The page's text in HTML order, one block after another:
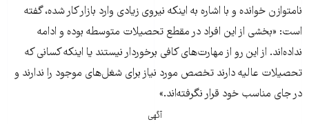
نامتوازن خوانده و با اشاره به اینکه نیروی زیادی وارد بازار کار شده‌، گفته
است: «بخشی از این افراد در مقطع تحصیلات متوسطه بوده و ادامه
نداده‌اند. از این رو از مهارت‌های کافی برخوردار نیستند یا اینکه کسانی که
تحصیلات عالیه دارند تخصص مورد نیاز برای شغل‌های موجود را ندارند و
در جای مناسب خود قرار نگرفته‌اند.»
آگهی